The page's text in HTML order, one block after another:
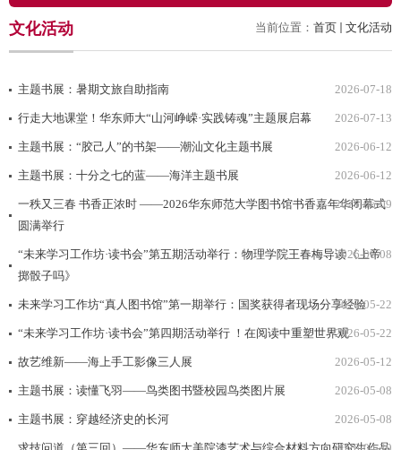
当前位置： 首页 文化活动
文化活动
主题书展：暑期文旅自助指南 2026-07-18
行走大地课堂！华东师大“山河峥嵘·实践铸魂”主题展启幕 2026-07-13
主题书展：“胶己人”的书架——潮汕文化主题书展 2026-06-12
主题书展：十分之七的蓝——海洋主题书展 2026-06-12
一秩又三春 书香正浓时 ——2026华东师范大学图书馆书香嘉年华闭幕式
圆满举行
2026-06-09
“未来学习工作坊·读书会”第五期活动举行：物理学院王春梅导读《上帝
掷骰子吗》
2026-06-08
未来学习工作坊“真人图书馆”第一期举行：国奖获得者现场分享经验
2026-05-22
“未来学习工作坊·读书会”第四期活动举行 ！在阅读中重塑世界观2026-05-22
故艺维新——海上手工影像三人展 2026-05-12
主题书展：读懂飞羽——鸟类图书暨校园鸟类图片展 2026-05-08
主题书展：穿越经济史的长河 2026-05-08